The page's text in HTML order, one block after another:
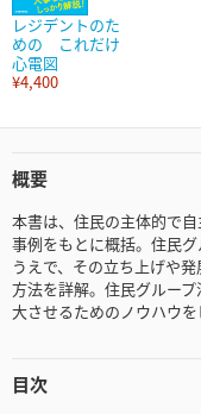
レジデントのた
めの これだけ
心電図
¥4,400
概要
本書は、住民の主体的で
事例をもとに概括。住民
うえで、その立ち上げや
方法を詳解。住民グルー
大させるためのノウハウ
目次